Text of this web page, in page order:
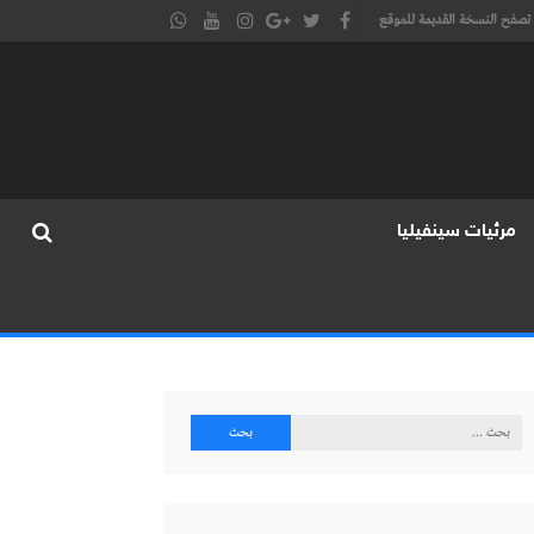
تصفح النسخة القديمة للموقع
مرئيات سينفيليا
البحث